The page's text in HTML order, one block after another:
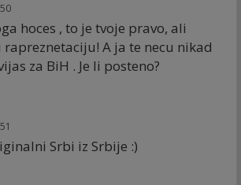
hoces , to je tvoje pravo, ali
A ja te necu nikad
za BiH . Je li posteno?
Srbi iz Srbije :)